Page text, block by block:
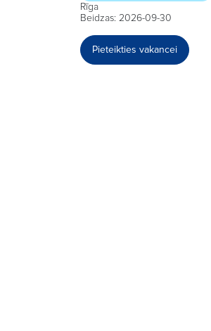
Rīga
Beidzas: 2026-09-30
Pieteikties vakancei